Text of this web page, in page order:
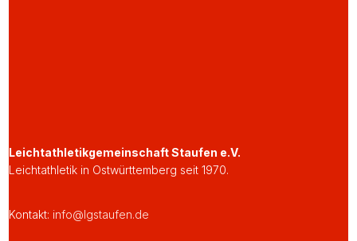
Leichtathletikgemeinschaft Staufen e.V.
Leichtathletik in Ostwürttemberg seit 1970.
Kontakt: info@lgstaufen.de